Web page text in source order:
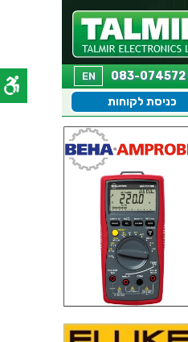
EN
כניסת לקוחות